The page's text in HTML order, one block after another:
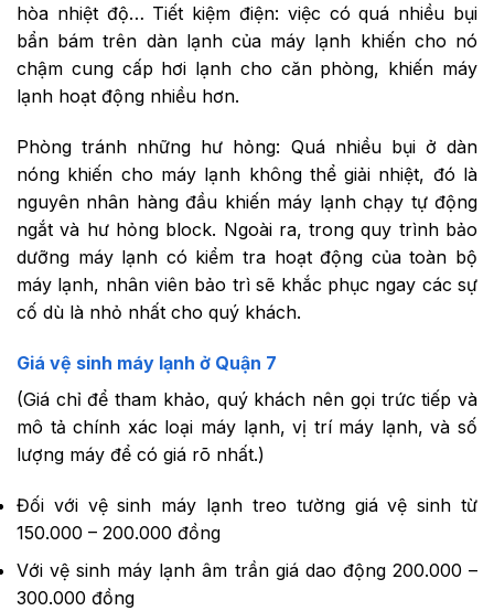
hòa nhiệt độ… Tiết kiệm điện: việc có quá nhiều bụi
bẩn bám trên dàn lạnh của máy lạnh khiến cho nó
chậm cung cấp hơi lạnh cho căn phòng, khiến máy
lạnh hoạt động nhiều hơn.
Phòng tránh những hư hỏng: Quá nhiều bụi ở dàn
nóng khiến cho máy lạnh không thể giải nhiệt, đó là
nguyên nhân hàng đầu khiến máy lạnh chạy tự động
ngắt và hư hỏng block. Ngoài ra, trong quy trình bảo
dưỡng máy lạnh có kiểm tra hoạt động của toàn bộ
máy lạnh, nhân viên bảo trì sẽ khắc phục ngay các sự
cố dù là nhỏ nhất cho quý khách.
Giá vệ sinh máy lạnh ở Quận 7
(Giá chỉ để tham khảo, quý khách nên gọi trức tiếp và
mô tả chính xác loại máy lạnh, vị trí máy lạnh, và số
lượng máy để có giá rõ nhất.)
Đối với vệ sinh máy lạnh treo tường giá vệ sinh từ
150.000 – 200.000 đồng
Với vệ sinh máy lạnh âm trần giá dao động 200.000 –
300.000 đồng